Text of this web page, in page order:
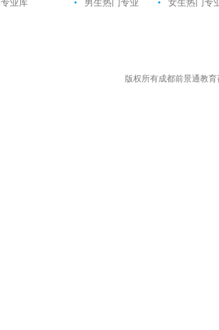
专业库 • 男生热门专业 • 女生热门专
版权所有成都前景通教